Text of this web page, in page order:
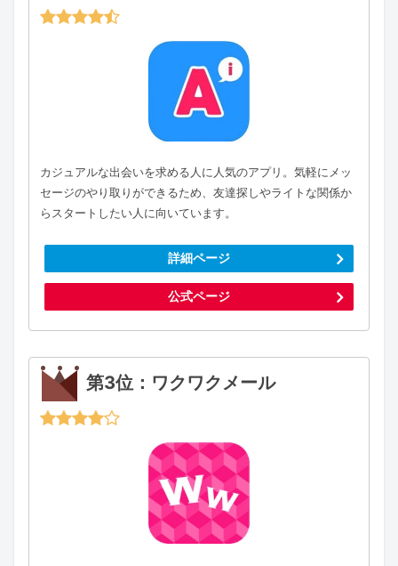
カジュアルな出会いを求める人に人気のアプリ。気軽にメッ
セージのやり取りができるため、友達探しやライトな関係か
らスタートしたい人に向いています。
詳細ページ
公式ページ
第3位：ワクワクメール